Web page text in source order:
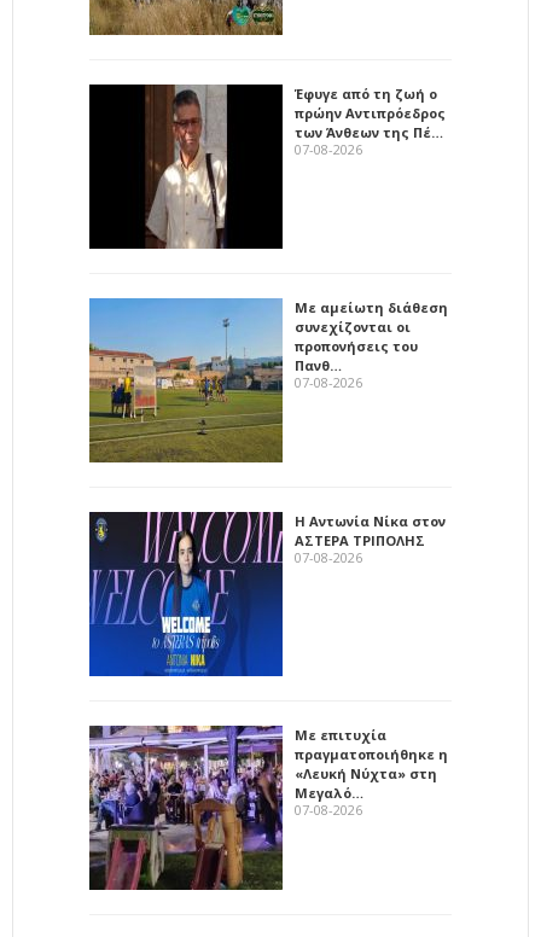
Έφυγε από τη ζωή ο
πρώην Αντιπρόεδρος
των Άνθεων της Πέ…
07-08-2026
Με αμείωτη διάθεση
συνεχίζονται οι
προπονήσεις του
Πανθ…
07-08-2026
Η Αντωνία Νίκα στον
ΑΣΤΕΡΑ ΤΡΙΠΟΛΗΣ
07-08-2026
Με επιτυχία
πραγματοποιήθηκε η
«Λευκή Νύχτα» στη
Μεγαλό…
07-08-2026